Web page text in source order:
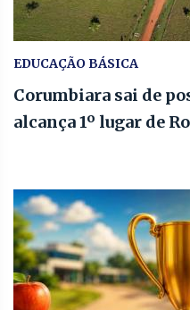
EDUCAÇÃO BÁSICA
Corumbiara sai de
alcança 1º lugar de